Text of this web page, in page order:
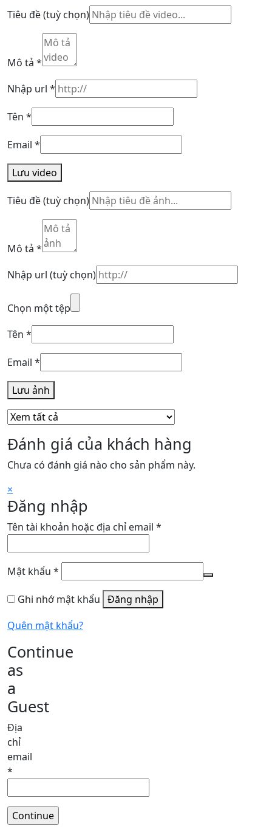
Tiêu đề(tuỳ chọn)
Mô tả *
Nhập url *
Tên *
Email *
Lưu video
Tiêu đề(tuỳ chọn)
Mô tả *
Nhập url (tuỳ chọn)
Chọn một tệp
Tên *
Email *
Lưu ảnh
Đánh giá của khách hàng
Chưa có đánh giá nào cho sản phẩm này.
×
Đăng nhập
Tên tài khoản hoặc địa chỉ email *
Mật khẩu *
Ghi nhớ mật khẩu Đăng nhập
Quên mật khẩu?
Continue
as
a
Guest
Địa
chỉ
email
*